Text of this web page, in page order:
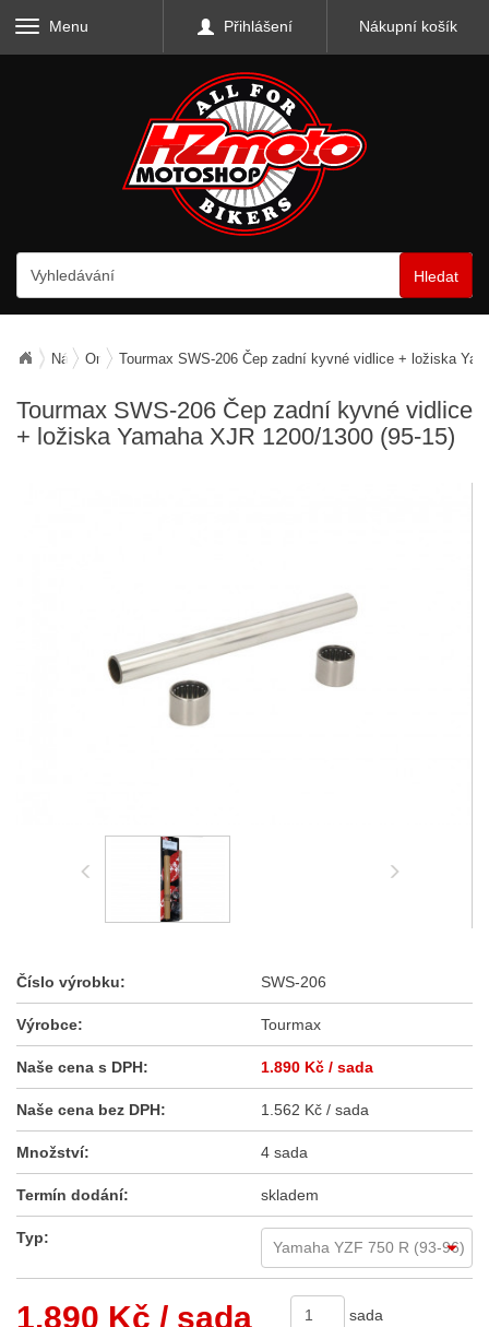
Menu Přihlášení Nákupní košík
Hledat
Náhradní díly
Originální náhradní díly
Tourmax SWS-206 Čep zadní kyvné vidlice + ložiska
Tourmax SWS-206 Čep zadní kyvné vidlice
+ ložiska Yamaha XJR 1200/1300 (95-15)
Číslo výrobku: SWS-206
Výrobce: Tourmax
Naše cena s DPH: 1.890 Kč / sada
Naše cena bez DPH: 1.562 Kč / sada
Množství: 4 sada
Termín dodání: skladem
Typ:
1.890 Kč / sada sada